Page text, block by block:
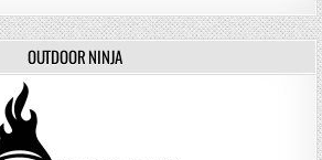
OUTDOOR NINJA